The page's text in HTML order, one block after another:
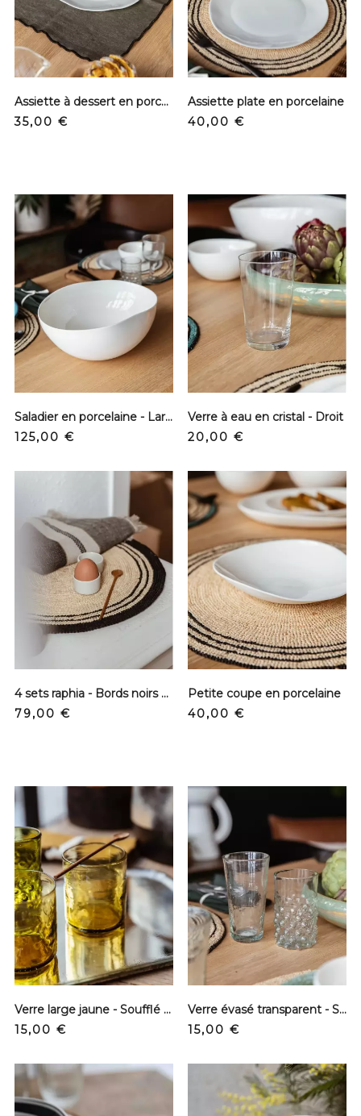
Assiette à dessert en porcelaine
Precio
35,00 €
Assiette plate en porcelaine
Precio
40,00 €
Saladier en porcelaine - Large sérigraphié
Precio
125,00 €
Verre à eau en cristal - Droit
Precio
20,00 €
4 sets raphia - Bords noirs épais
Precio
79,00 €
Petite coupe en porcelaine
Precio
40,00 €
Verre large jaune - Soufflé à la bouche
Precio
15,00 €
Verre évasé transparent - Soufflé bouche
Precio
15,00 €